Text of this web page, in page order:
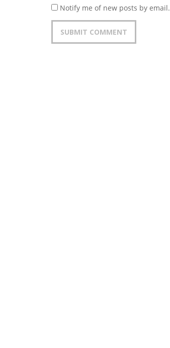
Notify me of new posts by email.